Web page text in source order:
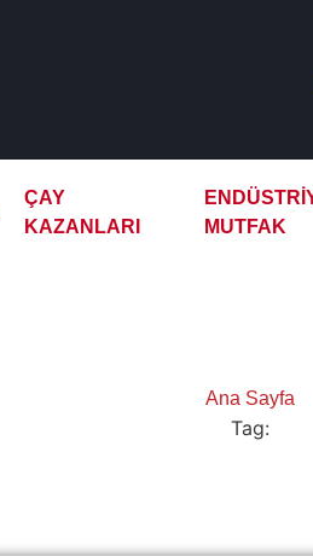
ÇAY
KAZANLARI
MUTFAK
Ana Sayfa
Tag: